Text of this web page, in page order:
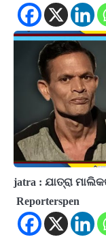
jatra : ଯାତ୍ରା
Reporterspen